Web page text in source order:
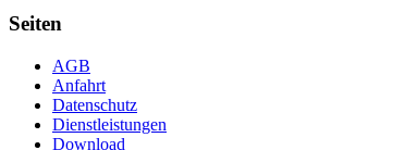
Seiten
AGB
Anfahrt
Datenschutz
Dienstleistungen
Download